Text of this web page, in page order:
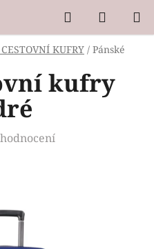
Hledat
KOŠÍK
KUFRY / Pánské
kufry